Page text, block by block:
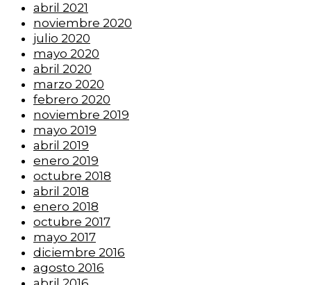
abril 2021
noviembre 2020
julio 2020
mayo 2020
abril 2020
marzo 2020
febrero 2020
noviembre 2019
mayo 2019
abril 2019
enero 2019
octubre 2018
abril 2018
enero 2018
octubre 2017
mayo 2017
diciembre 2016
agosto 2016